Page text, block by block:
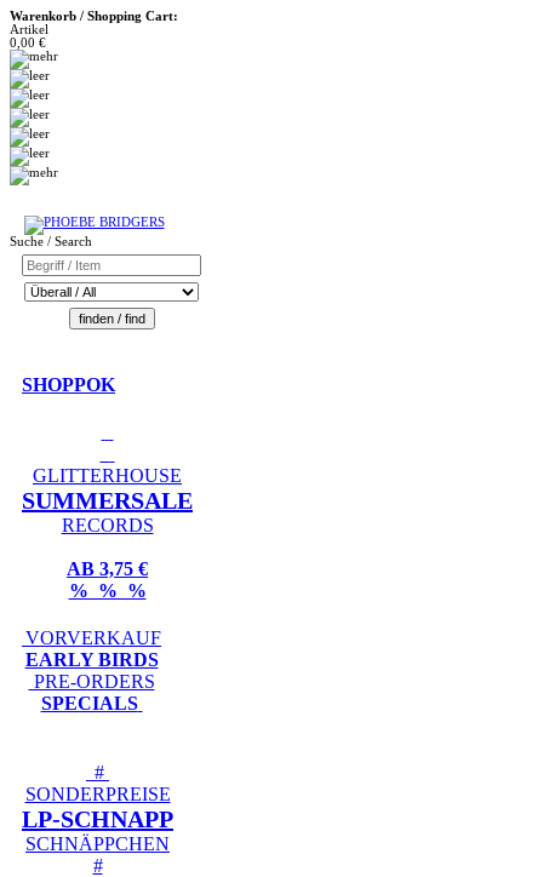
Warenkorb / Shopping Cart:
Artikel
0,00 €
Suche / Search
SHOPPOK
GLITTERHOUSE
SUMMERSALE
RECORDS
AB 3,75 €
% % %
VORVERKAUF
EARLY BIRDS
PRE-ORDERS
SPECIALS
#
SONDERPREISE
LP-SCHNAPP
SCHNÄPPCHEN
#